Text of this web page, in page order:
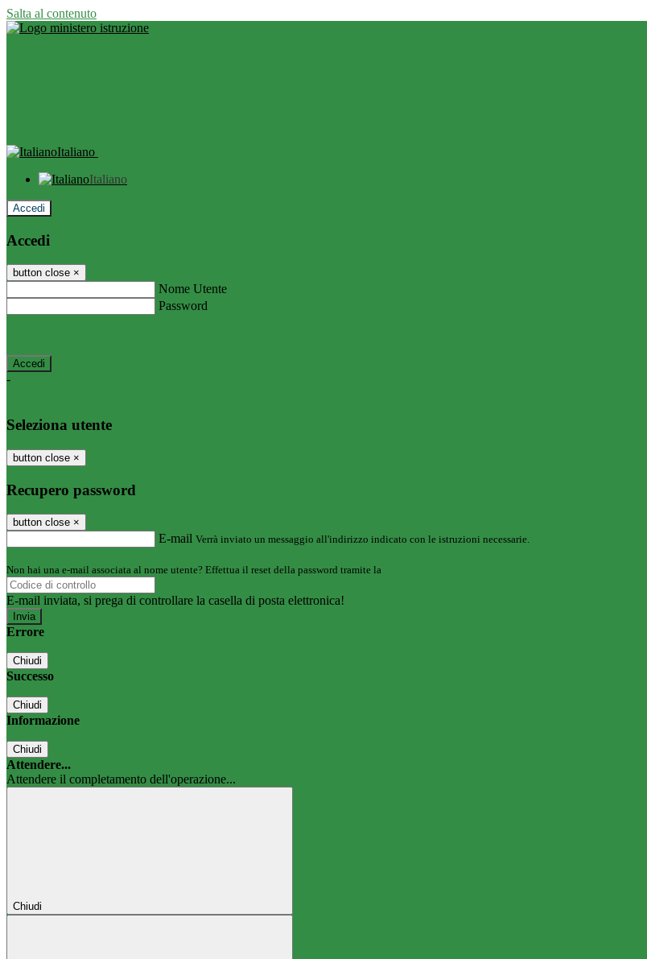
Salta al contenuto
Italiano
Italiano
Accedi
Accedi
button close ×
Nome Utente
Password
-
Seleziona utente
button close ×
Recupero password
button close ×
E-mail Verrà inviato un messaggio all'indirizzo indicato con le istruzioni necessarie.
Non hai una e-mail associata al nome utente? Effettua il reset della password tramite la
E-mail inviata, si prega di controllare la casella di posta elettronica!
Errore
Chiudi
Successo
Chiudi
Informazione
Chiudi
Attendere...
Attendere il completamento dell'operazione...
Chiudi